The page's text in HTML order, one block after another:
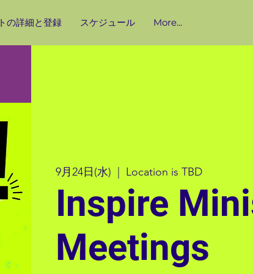
の詳細と登録 スケジュール More...
9月24日(水) Location is TBD
Inspire
Meetings